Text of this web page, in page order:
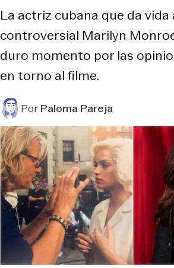
La actriz cubana que da vida
controversial Marilyn
duro momento por las
en torno al filme.
PorPaloma Pareja